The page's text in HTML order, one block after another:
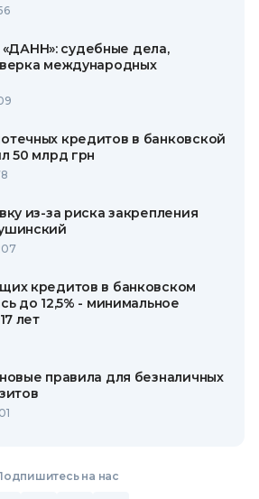
судебные дела,
международных
кредитов в банковской
50 млрд грн
из-за риска закрепления
кредитов в банковском
до 12,5% - минимальное
лет
правила для безналичных
на нас